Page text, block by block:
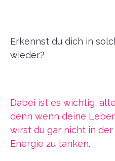
Erkennst du dich in
wieder?
Dabei ist es wichtig,
denn wenn deine
wirst du gar nicht in der
Energie zu tanken.